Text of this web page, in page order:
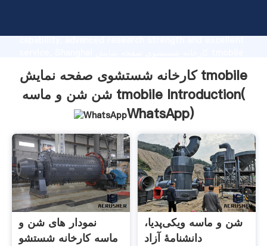
capability, advanced research strength and excellent
bring values to all of customers.
کارخانه شستشوی صفحه نمایش tmobile
شن شن و ماسه tmobile Introduction(
WhatsApp)
نمودار های شن و
ماسه کارخانه شستشو
شن و ماسه ویکی‌پدیا،
دانشنامهٔ آزاد